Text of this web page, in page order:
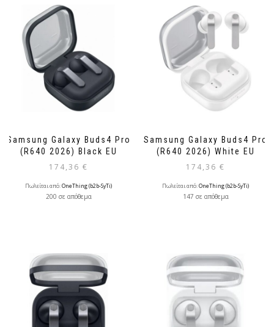
Samsung Galaxy Buds4 Pro
(R640 2026) Black EU
174,36 €
Πωλείται από:OneThing (b2b-SyTi)
200 σε απόθεμα
Samsung Galaxy Buds4 Pro
(R640 2026) White EU
174,36 €
Πωλείται από:OneThing (b2b-SyTi)
147 σε απόθεμα